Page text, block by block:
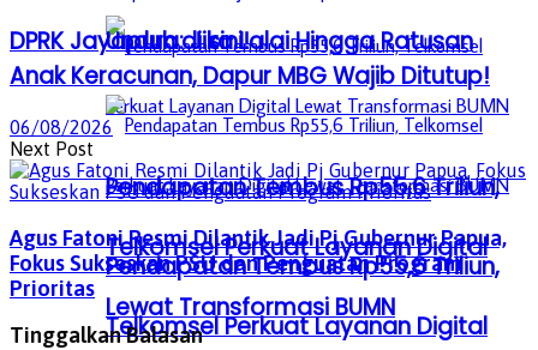
Pendapatan Tembus Rp55,6 Triliun,
Telkomsel Perkuat Layanan Digital
Lewat Transformasi BUMN
Unduh di sini!
Pendapatan Tembus Rp55,6 Triliun,
Telkomsel Perkuat Layanan Digital
DPRK Jayapura: Jika Lalai Hingga Ratusan
Anak Keracunan, Dapur MBG Wajib Ditutup!
06/08/2026
Next Post
Agus Fatoni Resmi Dilantik Jadi Pj Gubernur Papua,
Fokus Sukseskan PSU dan Penguatan Program
Prioritas
Tinggalkan Balasan